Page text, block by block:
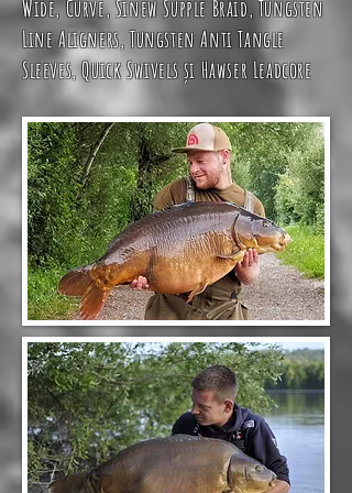
Wide, Curve, Sinew Supple Braid, Tungsten
Line Aligners, Tungsten Anti Tangle
Sleeves, Quick Swivels și Hawser Leadcore